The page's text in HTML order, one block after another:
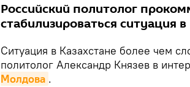
Российский политолог
стабилизироваться ситуация в
Ситуация в Казахстане более чем
политолог Александр Князев в
Молдова .